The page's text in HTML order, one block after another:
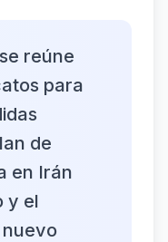
reúne
para
de
en Irán
y el